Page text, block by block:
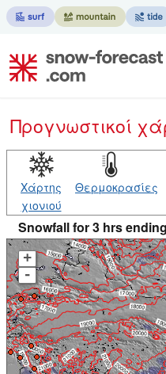
Προγνωστικοί
Χάρτης
χιονιού
Θερμοκρασίες
Snowfall for 3 hrs
+
-